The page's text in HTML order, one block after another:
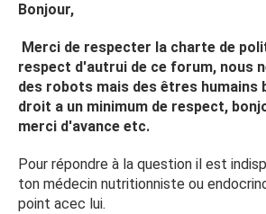
Bonjour,
Merci de respecter la charte de
respect d'autrui de ce forum, nous
des robots mais des êtres humains
droit a un minimum de respect,
merci d'avance etc.
Pour répondre à la question il est
ton médecin nutritionniste ou
point acec lui.